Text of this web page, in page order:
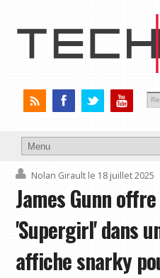
Nolan Girault le 18 juillet 2025
James Gunn
'Supergirl' dans
affiche snarky